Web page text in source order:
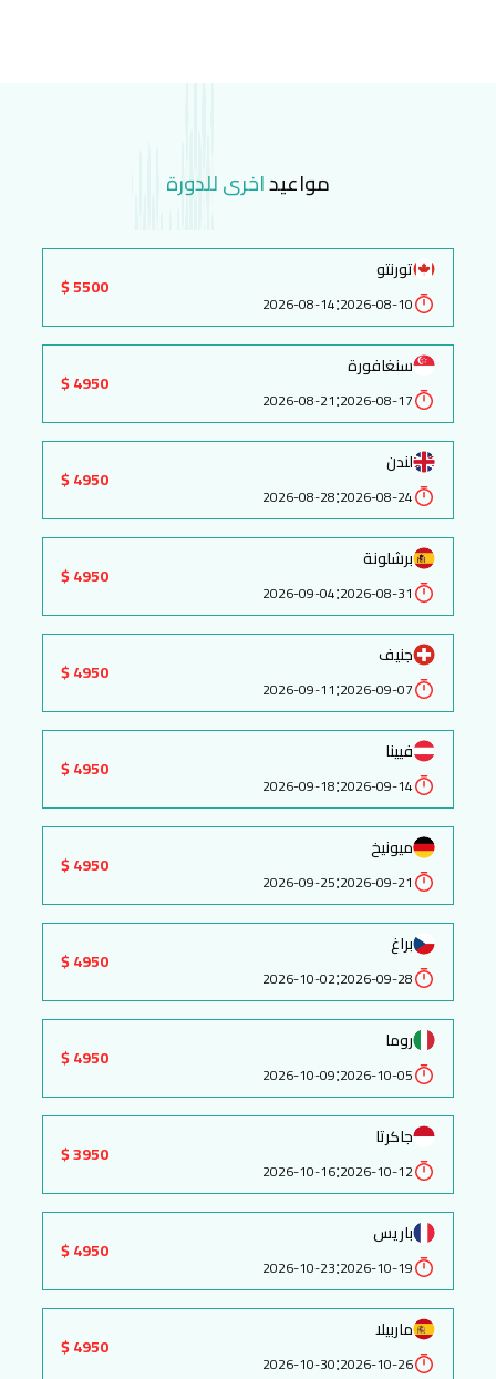
مواعيداخرى للدورة
تورنتو
2026-08-10
:
2026-08-14
5500 $
سنغافورة
2026-08-17
:
2026-08-21
4950 $
لندن
2026-08-24
:
2026-08-28
4950 $
برشلونة
2026-08-31
:
2026-09-04
4950 $
جنيف
2026-09-07
:
2026-09-11
4950 $
فيينا
2026-09-14
:
2026-09-18
4950 $
ميونيخ
2026-09-21
:
2026-09-25
4950 $
براغ
2026-09-28
:
2026-10-02
4950 $
روما
2026-10-05
:
2026-10-09
4950 $
جاكرتا
2026-10-12
:
2026-10-16
3950 $
باريس
2026-10-19
:
2026-10-23
4950 $
ماربيلا
2026-10-26
:
2026-10-30
4950 $